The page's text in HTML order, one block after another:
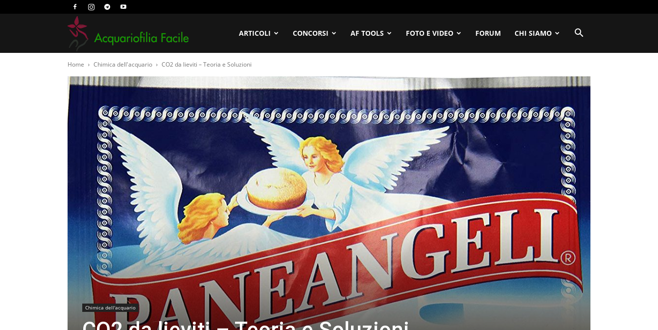
ARTICOLI CONCORSI AF TOOLS FOTO E VIDEO FORUM CHI SIAMO
Home Chimica dell'acquario CO2 da lieviti – Teoria e Soluzioni
Chimica dell'acquario